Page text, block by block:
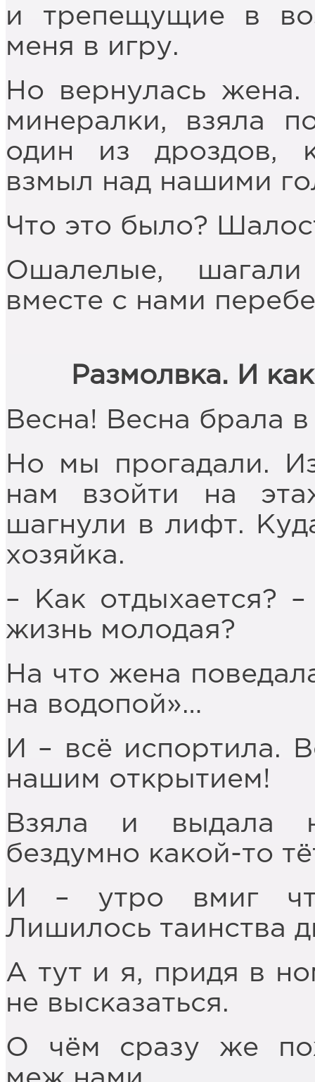
и трепещущие в
меня в игру.
Но вернулась
минералки, взяла
один из дроздов,
взмыл над нашими
Что это было?
Ошалелые,
вместе с нами
Размолвка. И
Весна! Весна брала
Но мы прогадали.
нам взойти на
шагнули в лифт.
хозяйка.
– Как отдыхается?
жизнь молодая?
На что жена
на водопой»…
И – всё испортила.
нашим открытием!
Взяла и выдала
бездумно какой-то
И – утро вмиг
Лишилось таинства
А тут и я, придя в
не высказаться.
О чём сразу же